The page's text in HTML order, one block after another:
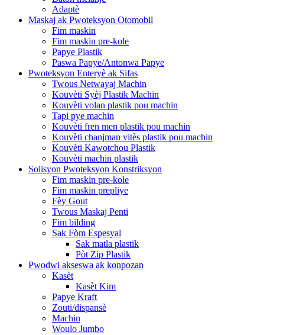
Adaptè
Maskaj ak Pwoteksyon Otomobil
Fim maskin
Fim maskin pre-kole
Papye Plastik
Paswa Papye/Antonwa Papye
Pwoteksyon Enteryè ak Sifas
Twous Netwayaj Machin
Kouvèti Syèj Plastik Machin
Kouvèti volan plastik pou machin
Tapi pye machin
Kouvèti fren men plastik pou machin
Kouvèti chanjman vitès plastik pou machin
Kouvèti Kawotchou Plastik
Kouvèti machin plastik
Solisyon Pwoteksyon Konstriksyon
Fim maskin pre-kole
Fim maskin prepliye
Fèy Gout
Twous Maskaj Penti
Fim bilding
Sak Fòm Espesyal
Sak matla plastik
Pòt Zip Plastik
Pwodwi akseswa ak konpozan
Kasèt
Kasèt Kim
Papye Kraft
Zouti/dispansè
Machin
Woulo Jumbo